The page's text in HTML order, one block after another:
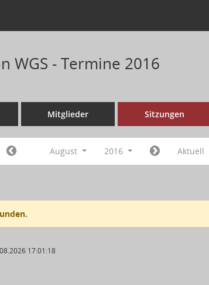
WGS - Termine 2016
Mitglieder Sitzungen
August 2016 Aktuell
17:01:18